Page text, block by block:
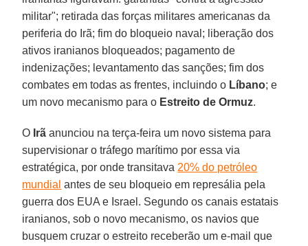
militar"; retirada das forças militares americanas da
periferia do Irã; fim do bloqueio naval; liberação dos
ativos iranianos bloqueados; pagamento de
indenizações; levantamento das sanções; fim dos
combates em todas as frentes, incluindo o Líbano; e
um novo mecanismo para o Estreito de Ormuz.
O Irã anunciou na terça-feira um novo sistema para
supervisionar o tráfego marítimo por essa via
estratégica, por onde transitava 20% do petróleo
mundial antes de seu bloqueio em represália pela
guerra dos EUA e Israel. Segundo os canais estatais
iranianos, sob o novo mecanismo, os navios que
busquem cruzar o estreito receberão um e-mail que